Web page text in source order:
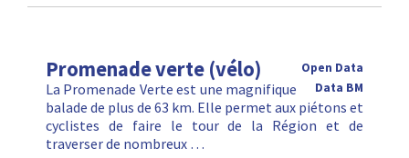
Promenade verte (vélo)
Open Data
Data BM
La Promenade Verte est une magnifique
balade de plus de 63 km. Elle permet aux piétons et
cyclistes de faire le tour de la Région et de
traverser de nombreux …